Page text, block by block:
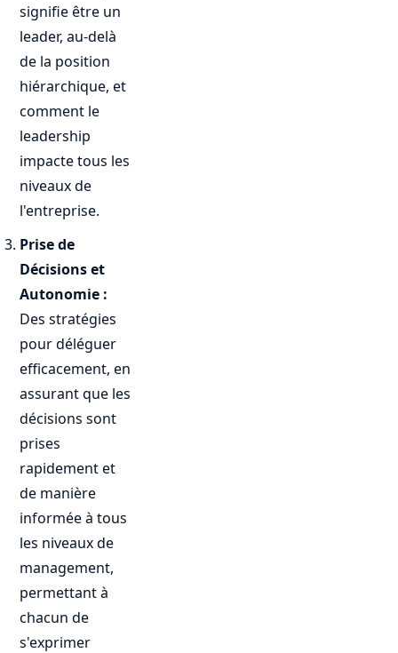
signifie être un
leader, au-delà
de la position
hiérarchique, et
comment le
leadership
impacte tous les
niveaux de
l'entreprise.
Prise de
Décisions et
Autonomie :
Des stratégies
pour déléguer
efficacement, en
assurant que les
décisions sont
prises
rapidement et
de manière
informée à tous
les niveaux de
management,
permettant à
chacun de
s'exprimer